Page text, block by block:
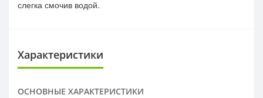
слегка смочив водой.
Характеристики
ОСНОВНЫЕ ХАРАКТЕРИСТИКИ